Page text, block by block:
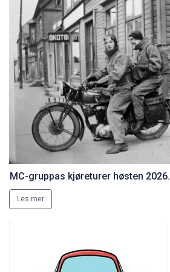
MC-gruppas kjøreturer høsten 2026.
Les mer